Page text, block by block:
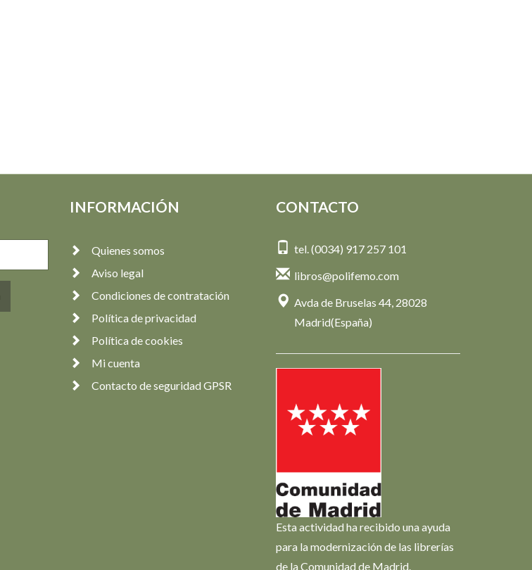
INFORMACIÓN
Quienes somos
Aviso legal
Condiciones de contratación
Política de privacidad
Política de cookies
Mi cuenta
Contacto de seguridad GPSR
CONTACTO
tel. (0034) 917 257 101
libros@polifemo.com
Avda de Bruselas 44, 28028
Madrid(España)
Esta actividad ha recibido una ayuda
para la modernización de las librerías
de la Comunidad de Madrid.